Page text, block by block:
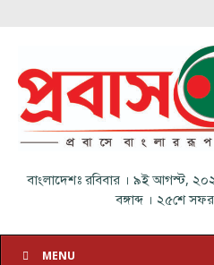
বাংলাদেশঃরবিবার । ৯ই আগস্ট, ২০২৬
বঙ্গাব্দ। ২৫শে
MENU